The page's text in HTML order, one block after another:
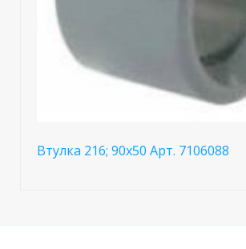
Втулка 216; 90x50 Арт. 7106088